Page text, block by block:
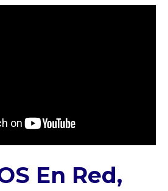
En Red,